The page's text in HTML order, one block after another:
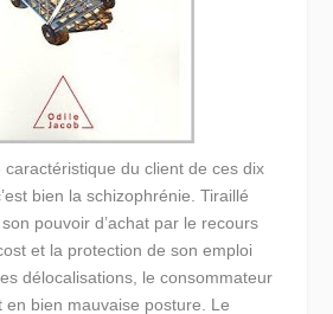
caractéristique du client de ces dix
bien la schizophrénie. Tiraillé
pouvoir d’achat par le recours
et la protection de son emploi
délocalisations, le consommateur
en bien mauvaise posture. Le